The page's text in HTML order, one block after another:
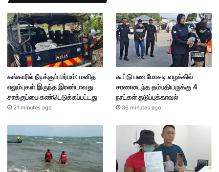
கங்காரில் நீடிக்கும் மர்மம்: மனித
எலும்புகள் இருந்த இரண்டாவது
சாக்குப்பை கண்டெடுக்கப்பட்டது
21 minutes ago
கூட்டு பண மோசடி வழக்கில்
சரணடைந்த தம்பதியருக்கு 4
நாட்கள் தடுப்புக்காவல்
36 minutes ago